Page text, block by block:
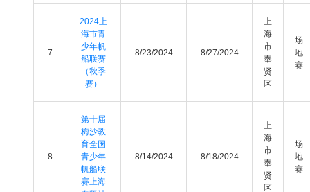
7
2024上
海市青
少年帆
船联赛
（秋季
赛）
8/23/2024 8/27/2024
上
海
市
奉
贤
区
场
地
赛
8
第十届
梅沙教
育全国
青少年
帆船联
赛上海
8/14/2024 8/18/2024
上
海
市
奉
贤
区
场
地
赛